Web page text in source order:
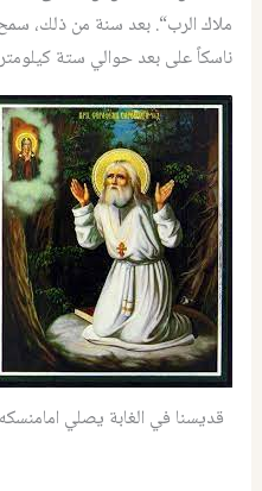
ملاك الرب“. ‏بعد سنة من ذلك، سمح
ناسكاً على بعد ‏حوالي ستة
قديسنا في الغابة يصلي امامنسكه